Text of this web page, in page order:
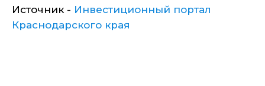
Источник - Инвестиционный портал
Краснодарского края